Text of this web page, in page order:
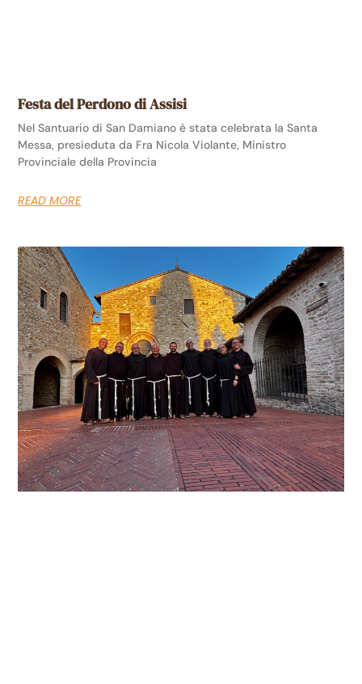
Festa del Perdono di Assisi
Nel Santuario di San Damiano è stata celebrata la Santa
Messa, presieduta da Fra Nicola Violante, Ministro
Provinciale della Provincia
READ MORE